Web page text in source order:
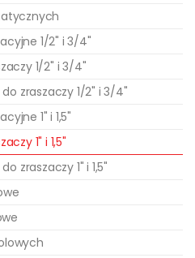
1/2" i 3/4"
1/2" i 3/4"
zraszaczy 1/2" i 3/4"
1" i 1,5"
1" i 1,5"
zraszaczy 1" i 1,5"